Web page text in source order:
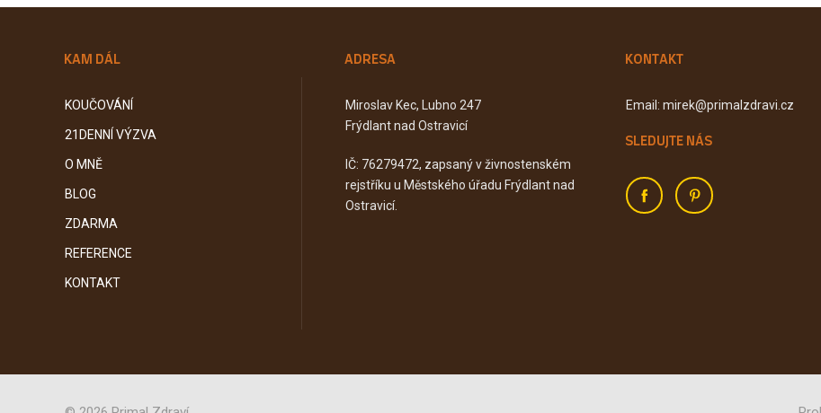
KAM DÁL
KOUČOVÁNÍ
21DENNÍ VÝZVA
O MNĚ
BLOG
ZDARMA
REFERENCE
KONTAKT
ADRESA
Miroslav Kec, Lubno 247
Frýdlant nad Ostravicí
IČ: 76279472, zapsaný v živnostenském
rejstříku u Městského úřadu Frýdlant nad
Ostravicí.
KONTAKT
Email: mirek@primalzdravi.cz
SLEDUJTE NÁS